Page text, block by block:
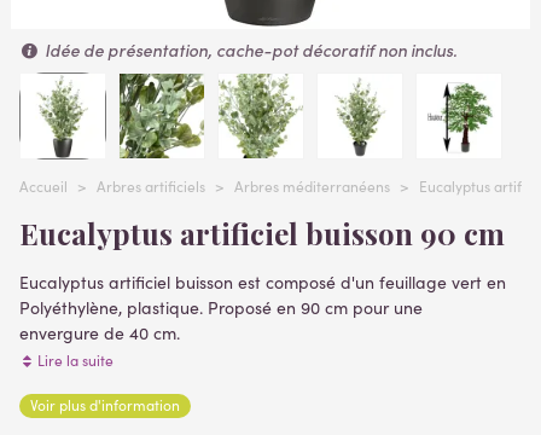
Idée de présentation, cache-pot décoratif non inclus.
Accueil > Arbres artificiels > Arbres méditerranéens > Eucalyptus
Eucalyptus artificiel buisson 90 cm
Eucalyptus artificiel buisson est composé d'un feuillage vert en
Polyéthylène, plastique. Proposé en 90 cm pour une
envergure de 40 cm.
A la base un pot PVC de diamètre 16 cm et hauteur 14 cm,
Convient pour l'extérieur
Lire la suite
Voir plus d'information